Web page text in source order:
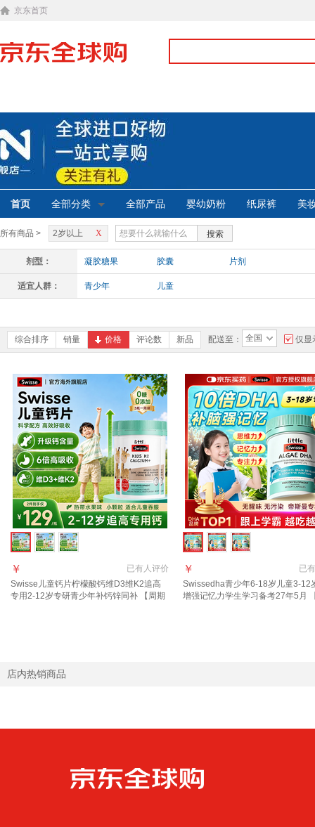
京东首页
首页 全部分类 全部产品 婴幼奶粉 纸尿裤 美
所有商品 > X
2岁以上 搜索
剂型： 凝胶糖果 胶囊 片剂
适宜人群： 青少年 儿童
综合排序 销量 价格 评论数 新品 配送至： 全国 仅显
已有人评价
￥
Swisse儿童钙片柠檬酸钙维D3维K2追高
专用2-12岁专研青少年补钙锌同补 【周期
已有
￥
Swissedha青少年6-18岁儿童3-12
增强记忆力学生学习备考27年5月
店内热销商品